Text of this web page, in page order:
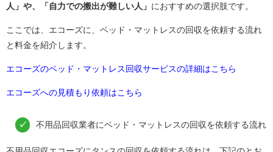
人」や、「自力での搬出が難しい人」 におすすめの選択肢です。
ここでは、エコーズに、ベッド・マットレスの回収を依頼する流れ
と料金を紹介します。
エコーズのベッド・マットレス回収サービスの詳細はこちら
エコーズへの見積もり依頼はこちら
不用品回収業者にベッド・マットレスの回収を依頼する流れ